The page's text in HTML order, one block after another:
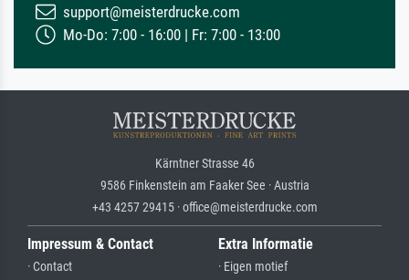
support@meisterdrucke.com
Mo-Do: 7:00 - 16:00 | Fr: 7:00 - 13:00
Kärntner Strasse 46
9586 Finkenstein am Faaker See · Austria
+43 4257 29415 · office@meisterdrucke.com
Impressum & Contact
· Contact
Extra Informatie
· Eigen motief